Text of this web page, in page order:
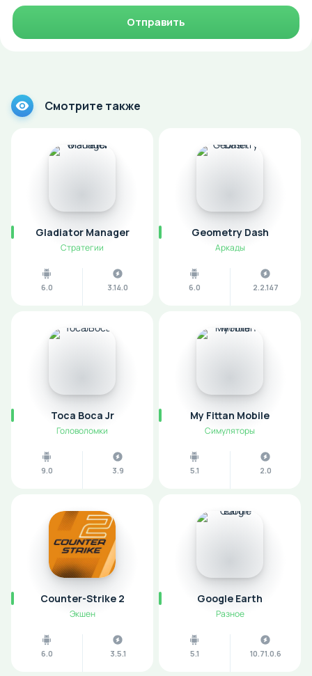
Отправить
Смотрите также
Gladiator Manager
Стратегии
6.0 3.14.0
Geometry Dash
Аркады
6.0 2.2.147
Toca Boca Jr
Головоломки
9.0 3.9
My Fittan Mobile
Симуляторы
5.1 2.0
Counter-Strike 2
Экшен
6.0 3.5.1
Google Earth
Разное
5.1 10.71.0.6